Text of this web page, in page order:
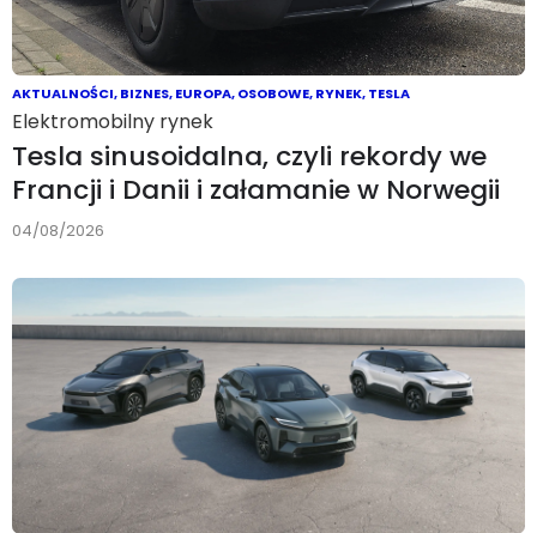
AKTUALNOŚCI,BIZNES,EUROPA,OSOBOWE,RYNEK,TESLA
Elektromobilny rynek
Tesla sinusoidalna, czyli rekordy we
Francji i Danii i załamanie w Norwegii
04/08/2026